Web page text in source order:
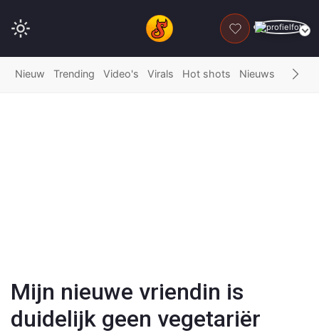
DONEER
Nieuw Trending Video's Virals Hot shots Nieuws Fails
Mijn nieuwe vriendin is
duidelijk geen vegetariër